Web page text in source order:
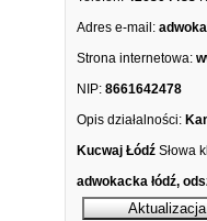
Adres e-mail:
Strona internetowa:
NIP: 8661642478
Opis działalności:
Kucwaj Łódź Słowa
adwokacka łódź,